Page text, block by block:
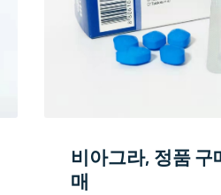
비아그라, 정품
매